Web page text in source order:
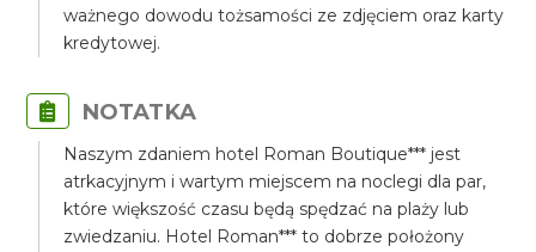
ważnego dowodu tożsamości ze zdjęciem oraz karty
kredytowej.
NOTATKA
Naszym zdaniem hotel Roman Boutique*** jest
atrkacyjnym i wartym miejscem na noclegi dla par,
które większość czasu będą spędzać na plaży lub
zwiedzaniu. Hotel Roman*** to dobrze położony